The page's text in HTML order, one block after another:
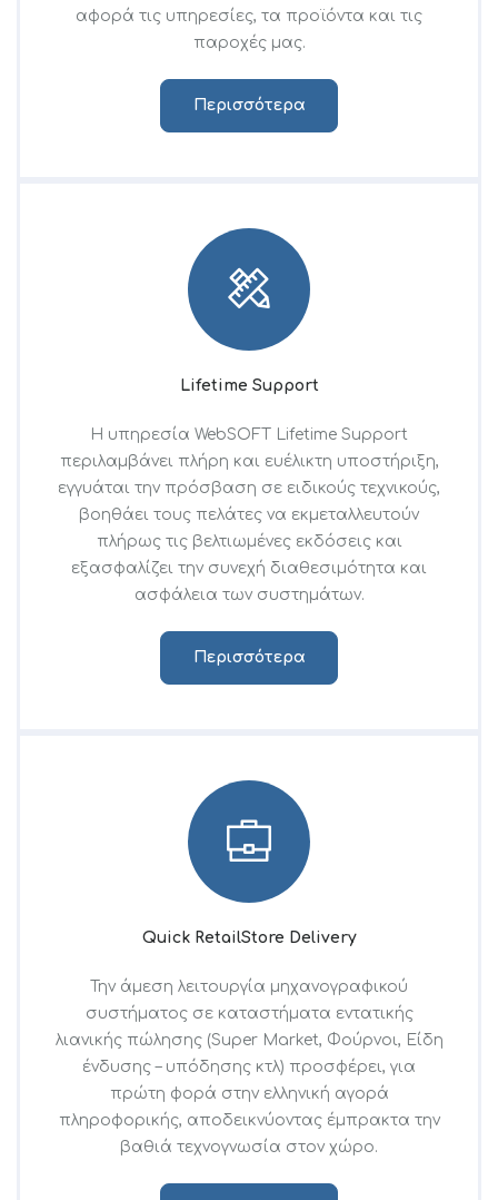
αφορά τις υπηρεσίες, τα προϊόντα και τις
παροχές μας.
Περισσότερα
Lifetime Support
Η υπηρεσία WebSOFT Lifetime Support
περιλαμβάνει πλήρη και ευέλικτη υποστήριξη,
εγγυάται την πρόσβαση σε ειδικούς τεχνικούς,
βοηθάει τους πελάτες να εκμεταλλευτούν
πλήρως τις βελτιωμένες εκδόσεις και
εξασφαλίζει την συνεχή διαθεσιμότητα και
ασφάλεια των συστημάτων.
Περισσότερα
Quick RetailStore Delivery
Την άμεση λειτουργία μηχανογραφικού
συστήματος σε καταστήματα εντατικής
λιανικής πώλησης (Super Market, Φούρνοι, Είδη
ένδυσης – υπόδησης κτλ) προσφέρει, για
πρώτη φορά στην ελληνική αγορά
πληροφορικής, αποδεικνύοντας έμπρακτα την
βαθιά τεχνογνωσία στον χώρο.